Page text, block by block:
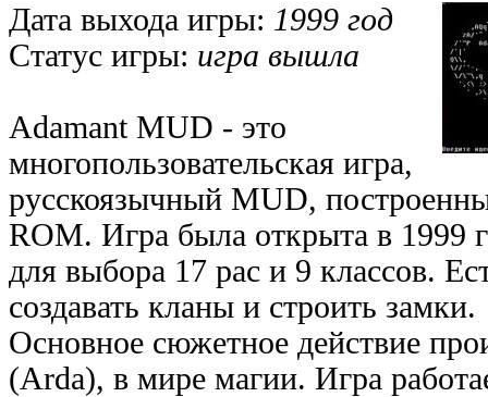
Дата выхода игры: 1999 год
Статус игры: игра вышла
Adamant MUD - это
многопользовательская игра,
русскоязычный MUD,
ROM. Игра была открыта в 1999
для выбора 17 рас и 9 классов.
создавать кланы и строить замки.
Основное сюжетное действие
(Arda), в мире магии. Игра